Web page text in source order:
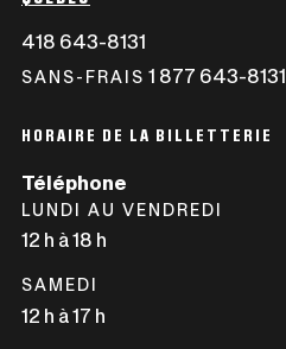
418 643-8131
LIEN
DANS
FENÊTRE
SANS-FRAIS 1 877 643-8131
HORAIRE DE LA BILLETTERIE
Téléphone
LUNDI AU VENDREDI
12 h à 18 h
SAMEDI
12 h à 17 h